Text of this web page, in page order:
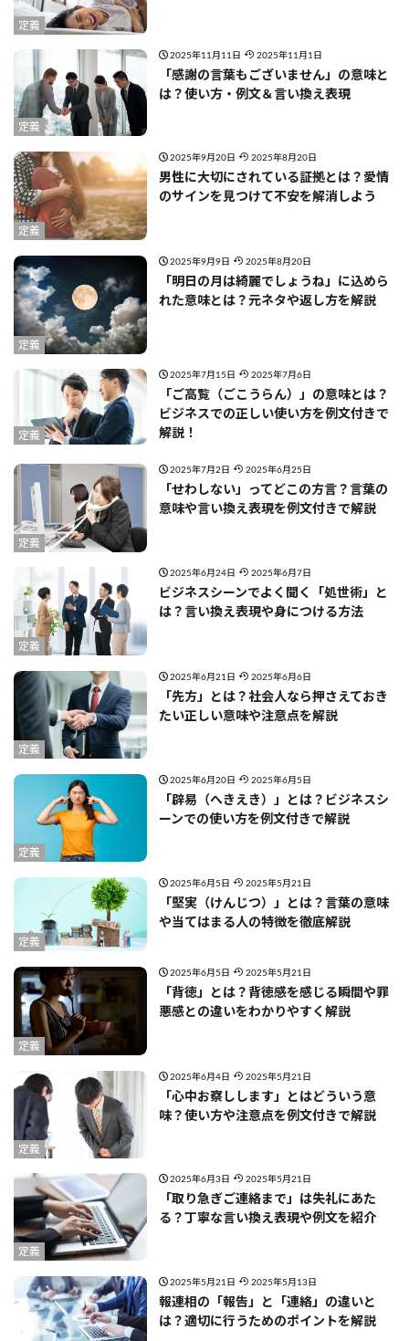
定義
定義
2025年11月11日 2025年11月1日
「感謝の言葉もございません」の意味と
は？使い方・例文＆言い換え表現
定義
2025年9月20日 2025年8月20日
男性に大切にされている証拠とは？愛情
のサインを見つけて不安を解消しよう
定義
2025年9月9日 2025年8月20日
「明日の月は綺麗でしょうね」に込めら
れた意味とは？元ネタや返し方を解説
定義
2025年7月15日 2025年7月6日
「ご高覧（ごこうらん）」の意味とは？
ビジネスでの正しい使い方を例文付きで
解説！
定義
2025年7月2日 2025年6月25日
「せわしない」ってどこの方言？言葉の
意味や言い換え表現を例文付きで解説
定義
2025年6月24日 2025年6月7日
ビジネスシーンでよく聞く「処世術」と
は？言い換え表現や身につける方法
定義
2025年6月21日 2025年6月6日
「先方」とは？社会人なら押さえておき
たい正しい意味や注意点を解説
定義
2025年6月20日 2025年6月5日
「辟易（へきえき）」とは？ビジネスシ
ーンでの使い方を例文付きで解説
定義
2025年6月5日 2025年5月21日
「堅実（けんじつ）」とは？言葉の意味
や当てはまる人の特徴を徹底解説
定義
2025年6月5日 2025年5月21日
「背徳」とは？背徳感を感じる瞬間や罪
悪感との違いをわかりやすく解説
定義
2025年6月4日 2025年5月21日
「心中お察しします」とはどういう意
味？使い方や注意点を例文付きで解説
定義
2025年6月3日 2025年5月21日
「取り急ぎご連絡まで」は失礼にあた
る？丁寧な言い換え表現や例文を紹介
2025年5月21日 2025年5月13日
報連相の「報告」と「連絡」の違いと
は？適切に行うためのポイントを解説